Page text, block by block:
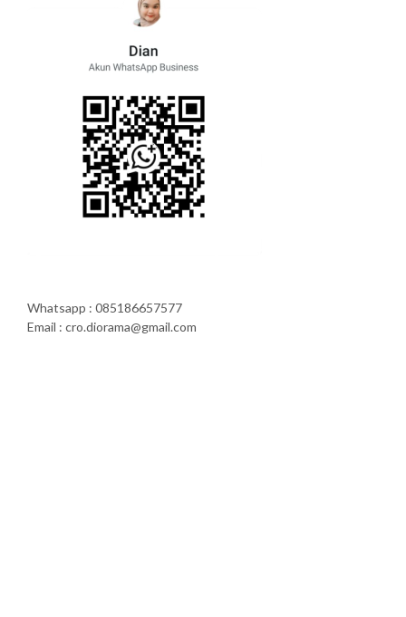
Whatsapp : 085186657577
Email : cro.diorama@gmail.com